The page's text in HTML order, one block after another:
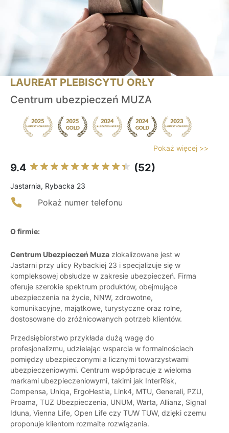
LAUREAT PLEBISCYTU ORŁY
Centrum ubezpieczeń MUZA
Pokaż więcej >>
9.4 (52)
Jastarnia, Rybacka 23
Pokaż numer telefonu
O firmie:
Centrum Ubezpieczeń Muza zlokalizowane jest w
Jastarni przy ulicy Rybackiej 23 i specjalizuje się w
kompleksowej obsłudze w zakresie ubezpieczeń. Firma
oferuje szerokie spektrum produktów, obejmujące
ubezpieczenia na życie, NNW, zdrowotne,
komunikacyjne, majątkowe, turystyczne oraz rolne,
dostosowane do zróżnicowanych potrzeb klientów.
Przedsiębiorstwo przykłada dużą wagę do
profesjonalizmu, udzielając wsparcia w formalnościach
pomiędzy ubezpieczonymi a licznymi towarzystwami
ubezpieczeniowymi. Centrum współpracuje z wieloma
markami ubezpieczeniowymi, takimi jak InterRisk,
Compensa, Uniqa, ErgoHestia, Link4, MTU, Generali, PZU,
Proama, TUZ Ubezpieczenia, UNUM, Warta, Allianz, Signal
Iduna, Vienna Life, Open Life czy TUW TUW, dzięki czemu
proponuje klientom rozmaite rozwiązania.